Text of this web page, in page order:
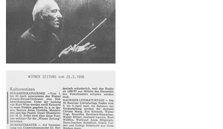
© by WJSO-Archive